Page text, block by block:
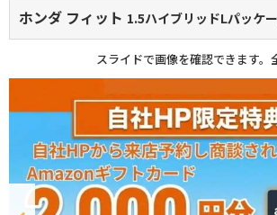
ホンダ フィット 1.5ハイブリッドLパッケ
スライドで画像を確認できます。